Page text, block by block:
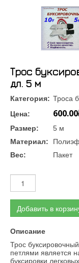
Трос
дл. 5 м
Категория: Троса
Цена:
Размер:
5 м
Материал:
Вес:
Пакет
Добавить в
Описание
Трос
петлями является
буксировки